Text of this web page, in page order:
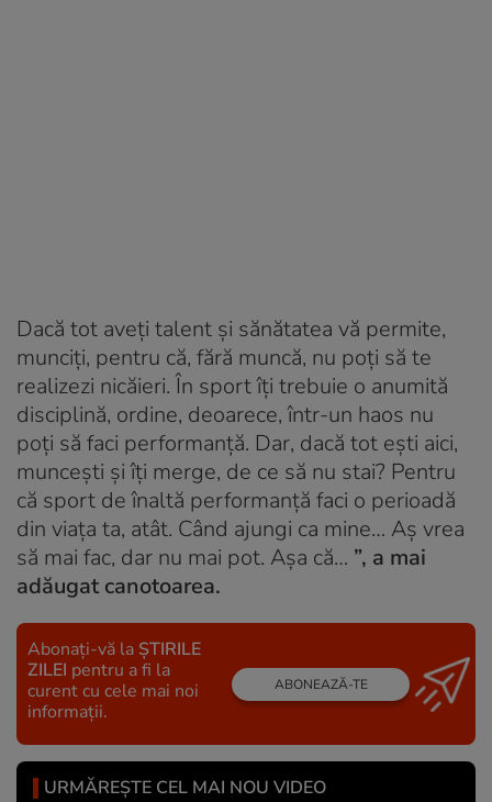
Dacă tot aveți talent și sănătatea vă permite,
munciți, pentru că, fără muncă, nu poți să te
realizezi nicăieri. În sport îți trebuie o anumită
disciplină, ordine, deoarece, într-un haos nu
poți să faci performanță. Dar, dacă tot ești aici,
muncești și îți merge, de ce să nu stai? Pentru
că sport de înaltă performanță faci o perioadă
din viața ta, atât. Când ajungi ca mine… Aș vrea
să mai fac, dar nu mai pot. Așa că… ”, a mai
adăugat canotoarea.
Abonați-vă la ȘTIRILE
ZILEI pentru a fi la
curent cu cele mai noi
informații.
ABONEAZĂ-TE
URMĂREȘTE CEL MAI NOU VIDEO